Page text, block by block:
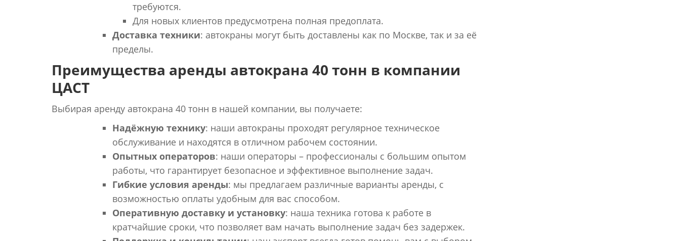
требуются.
Для новых клиентов предусмотрена полная предоплата.
Доставка техники: автокраны могут быть доставлены как по Москве, так и за её
пределы.
Преимущества аренды автокрана 40 тонн в компании
ЦАСТ
Выбирая аренду автокрана 40 тонн в нашей компании, вы получаете:
Надёжную технику: наши автокраны проходят регулярное техническое
обслуживание и находятся в отличном рабочем состоянии.
Опытных операторов: наши операторы – профессионалы с большим опытом
работы, что гарантирует безопасное и эффективное выполнение задач.
Гибкие условия аренды: мы предлагаем различные варианты аренды, с
возможностью оплаты удобным для вас способом.
Оперативную доставку и установку: наша техника готова к работе в
кратчайшие сроки, что позволяет вам начать выполнение задач без задержек.